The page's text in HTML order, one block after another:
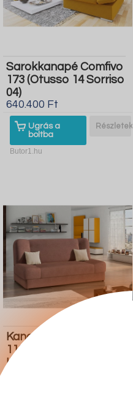
Sarokkanapé Comfivo
173 (Otusso 14 Sorriso
04)
640.400 Ft
Ugrás a
boltba
Részletek
Butor1.hu
Kanapéágy Comfivo
110 (Uttario Velvet 2955
Uttario Velvet 2978)